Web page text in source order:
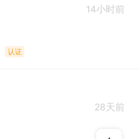
14小时前
认证
28天前